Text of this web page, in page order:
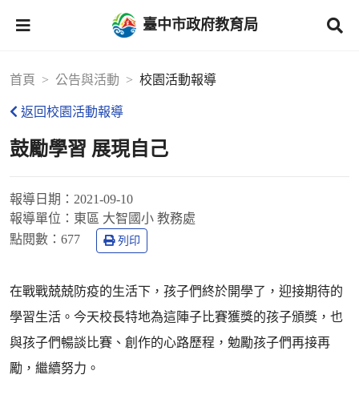
臺中市政府教育局
首頁 公告與活動 校園活動報導
返回校園活動報導
鼓勵學習 展現自己
報導日期： 2021-09-10
報導單位： 東區 大智國小 教務處
點閱數： 677 列印
在戰戰兢兢防疫的生活下，孩子們終於開學了，迎接期待的
學習生活。今天校長特地為這陣子比賽獲獎的孩子頒獎，也
與孩子們暢談比賽、創作的心路歷程，勉勵孩子們再接再
勵，繼續努力。